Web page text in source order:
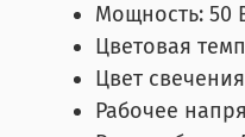
Мощность: 50
Цветовая
Цвет
Рабочее